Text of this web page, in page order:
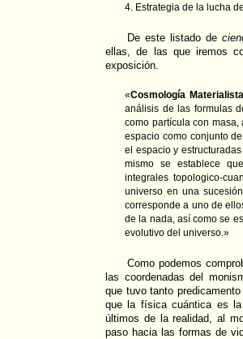
4. Estrategia de la lucha
De este listado de
ellas, de las que iremos
exposición.
«Cosmología Materialista
análisis de las formulas
como partícula con
espacio como conjunto
el espacio y
mismo se establece
integrales topologico-
universo en una
corresponde a uno de
de la nada, así como se
evolutivo del universo.»
Como podemos
las coordenadas del
que tuvo tanto
que la física cuántica es la
últimos de la realidad, al
paso hacia las formas de